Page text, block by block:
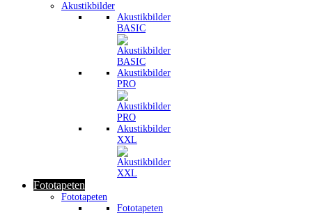
Akustikbilder
Akustikbilder
BASIC
Akustikbilder
PRO
Akustikbilder
XXL
Fototapeten
Fototapeten
Fototapeten